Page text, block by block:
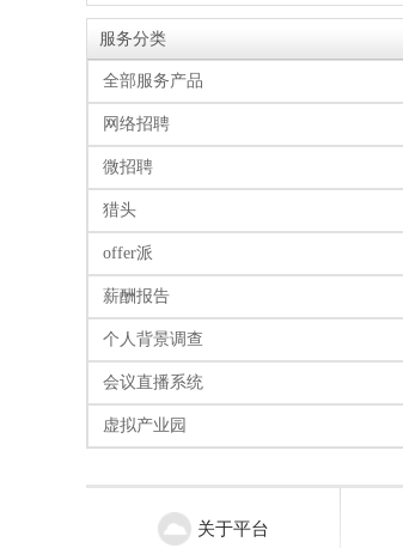
服务分类
全部服务产品
网络招聘
微招聘
猎头
offer派
薪酬报告
个人背景调查
会议直播系统
虚拟产业园
关于平台